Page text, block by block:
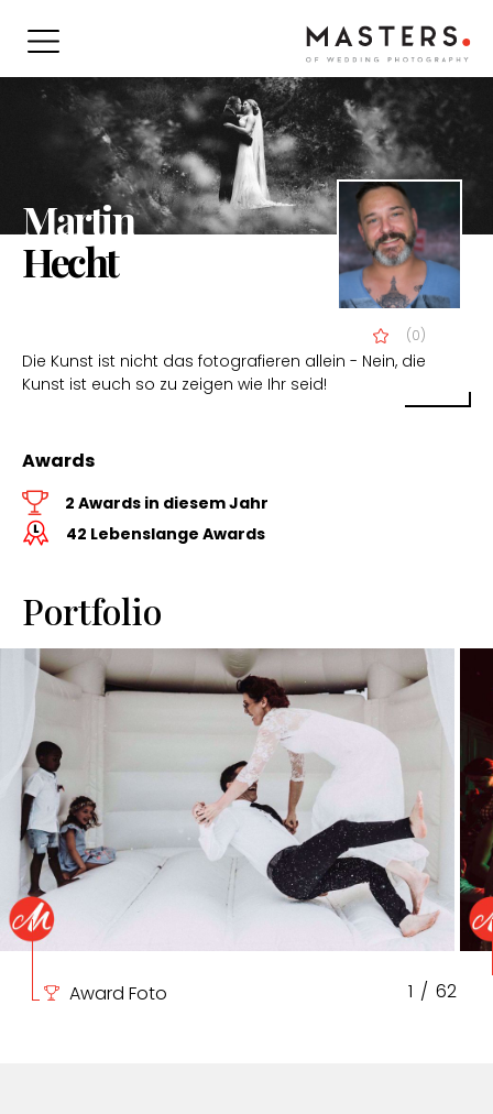
Martin
Hecht
(0)
Die Kunst ist nicht das fotografieren allein - Nein, die
Kunst ist euch so zu zeigen wie Ihr seid!
Awards
2 Awards in diesem Jahr
42 Lebenslange Awards
Portfolio
Award Foto 1 / 62